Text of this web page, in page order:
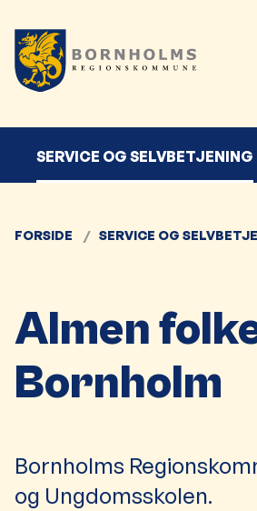
SERVICE OG SELVBETJENING
FORSIDE SERVICE OG
Almen
Bornholm
Bornholms
og Ungdomsskolen.